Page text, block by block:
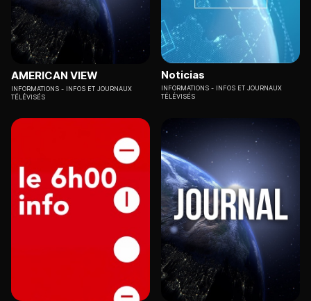
AMERICAN VIEW
INFORMATIONS
INFOS ET JOURNAUX
TÉLÉVISÉS
Noticias
INFORMATIONS
INFOS ET JOURNAUX
TÉLÉVISÉS